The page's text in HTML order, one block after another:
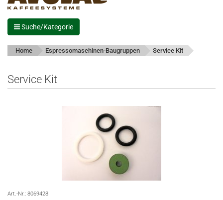
Suche/Kategorie
Home Espressomaschinen-Baugruppen Service Kit
Service Kit
Art.-Nr.: 8069428